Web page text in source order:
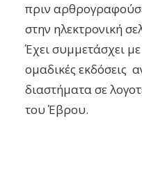
πριν
στην ηλεκτρονική
Έχει συμμετάσχει
ομαδικές εκδόσεις
διαστήματα σε
του Έβρου.